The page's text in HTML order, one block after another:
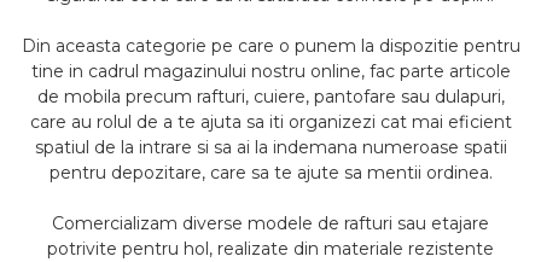
Din aceasta categorie pe care o punem la dispozitie pentru
tine in cadrul magazinului nostru online, fac parte articole
de mobila precum rafturi, cuiere, pantofare sau dulapuri,
care au rolul de a te ajuta sa iti organizezi cat mai eficient
spatiul de la intrare si sa ai la indemana numeroase spatii
pentru depozitare, care sa te ajute sa mentii ordinea.
Comercializam diverse modele de rafturi sau etajare
potrivite pentru hol, realizate din materiale rezistente